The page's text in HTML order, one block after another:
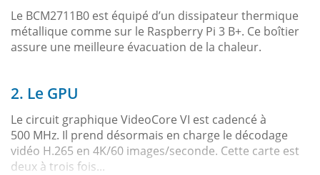
Le BCM2711B0 est équipé d’un dissipateur thermique
métallique comme sur le Raspberry Pi 3 B+. Ce boîtier
assure une meilleure évacuation de la chaleur.
2. Le GPU
Le circuit graphique VideoCore VI est cadencé à
500 MHz. Il prend désormais en charge le décodage
vidéo H.265 en 4K/60 images/seconde. Cette carte est
deux à trois fois...